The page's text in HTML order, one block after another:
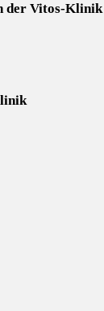
der Vitos-Klinik